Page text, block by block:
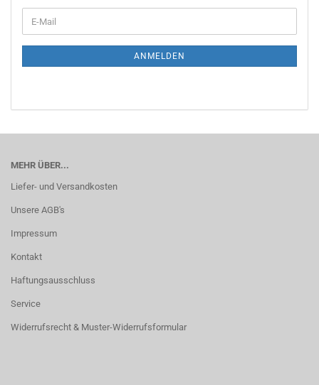
ZUR
E-
Mail
ANMELDEN
MEHR ÜBER...
Liefer- und Versandkosten
Unsere AGB's
Impressum
Kontakt
Haftungsausschluss
Service
Widerrufsrecht & Muster-Widerrufsformular